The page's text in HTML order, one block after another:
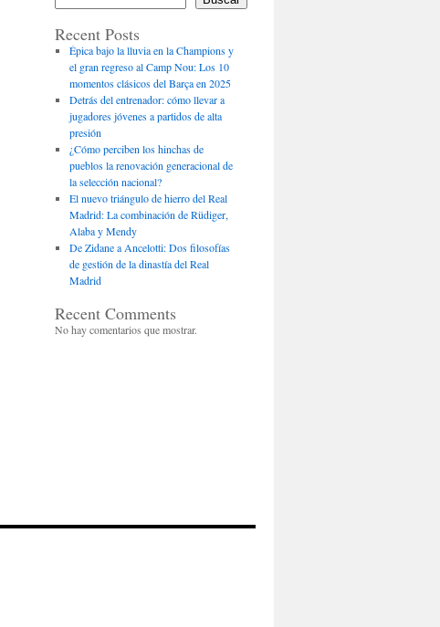
Recent Posts
Épica bajo la lluvia en la Champions y
el gran regreso al Camp Nou: Los 10
momentos clásicos del Barça en 2025
Detrás del entrenador: cómo llevar a
jugadores jóvenes a partidos de alta
presión
¿Cómo perciben los hinchas de
pueblos la renovación generacional de
la selección nacional?
El nuevo triángulo de hierro del Real
Madrid: La combinación de Rüdiger,
Alaba y Mendy
De Zidane a Ancelotti: Dos filosofías
de gestión de la dinastía del Real
Madrid
Recent Comments
No hay comentarios que mostrar.